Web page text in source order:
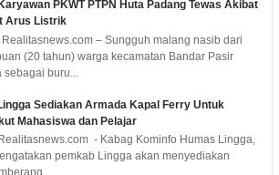
PKWT PTPN Huta Padang Tewas Akibat
Arus Listrik
– Sungguh malang nasib dari
(20 tahun) warga kecamatan Bandar Pasir
buru...
Sediakan Armada Kapal Ferry Untuk
Mahasiswa dan Pelajar
- Kabag Kominfo Humas Lingga,
pemkab Lingga akan menyediakan